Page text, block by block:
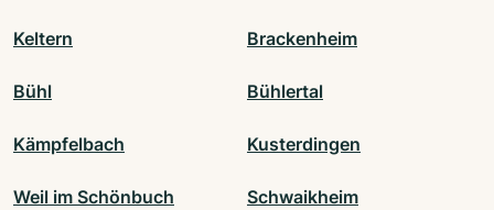
Keltern Brackenheim
Bühl Bühlertal
Kämpfelbach Kusterdingen
Weil im Schönbuch Schwaikheim